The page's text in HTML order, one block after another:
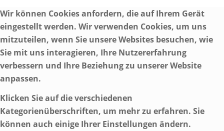
Wir können Cookies anfordern, die auf Ihrem Gerät
eingestellt werden. Wir verwenden Cookies, um uns
mitzuteilen, wenn Sie unsere Websites besuchen, wie
Sie mit uns interagieren, Ihre Nutzererfahrung
verbessern und Ihre Beziehung zu unserer Website
anpassen.
Klicken Sie auf die verschiedenen
Kategorienüberschriften, um mehr zu erfahren. Sie
können auch einige Ihrer Einstellungen ändern.